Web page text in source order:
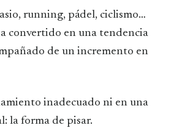
convertido en una tendencia
de un incremento en
inadecuado ni en una
la forma de pisar.